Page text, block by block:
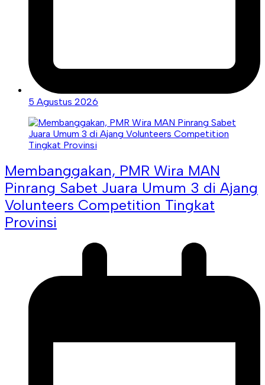
5 Agustus 2026
Membanggakan, PMR Wira MAN
Pinrang Sabet Juara Umum 3 di Ajang
Volunteers Competition Tingkat
Provinsi